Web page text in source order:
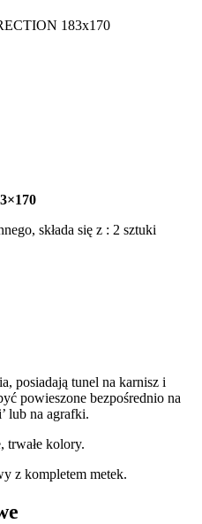
183x170
składa się z : 2 sztuki
posiadają tunel na karnisz i
powieszone bezpośrednio na
lub na agrafki.
trwałe kolory.
z kompletem metek.